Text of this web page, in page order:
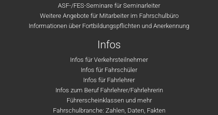
ASF-/FES-Seminare für Seminarleiter
Weitere Angebote für Mitarbeiter im Fahrschulbüro
Informationen über Fortbildungspflichten und Anerkennung
Infos
Infos für Verkehrsteilnehmer
Infos für Fahrschüler
Infos für Fahrlehrer
Infos zum Beruf Fahrlehrer/Fahrlehrerin
Führerscheinklassen und mehr
Fahrschulbranche: Zahlen, Daten, Fakten